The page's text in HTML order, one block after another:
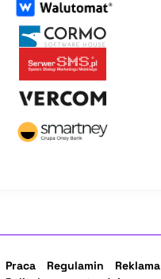
Praca Regulamin
Reklama